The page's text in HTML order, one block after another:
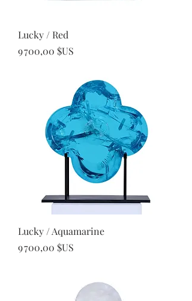
Lucky / Red
Prix
9 700,00 $US
Lucky / Aquamarine
Prix
9 700,00 $US